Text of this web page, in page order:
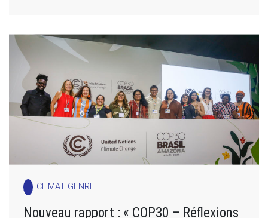
CLIMAT GENRE
Nouveau rapport : « COP30 – Réflexions